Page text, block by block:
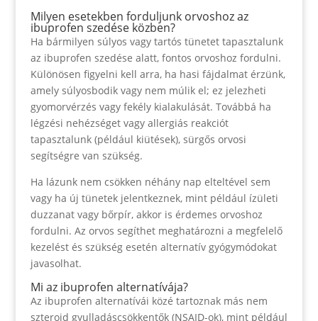
Milyen esetekben forduljunk orvoshoz az
ibuprofen szedése közben?
Ha bármilyen súlyos vagy tartós tünetet tapasztalunk
az ibuprofen szedése alatt, fontos orvoshoz fordulni.
Különösen figyelni kell arra, ha hasi fájdalmat érzünk,
amely súlyosbodik vagy nem múlik el; ez jelezheti
gyomorvérzés vagy fekély kialakulását. Továbbá ha
légzési nehézséget vagy allergiás reakciót
tapasztalunk (például kiütések), sürgős orvosi
segítségre van szükség.
Ha lázunk nem csökken néhány nap elteltével sem
vagy ha új tünetek jelentkeznek, mint például ízületi
duzzanat vagy bőrpír, akkor is érdemes orvoshoz
fordulni. Az orvos segíthet meghatározni a megfelelő
kezelést és szükség esetén alternatív gyógymódokat
javasolhat.
Mi az ibuprofen alternatívája?
Az ibuprofen alternatívái közé tartoznak más nem
szteroid gyulladáscsökkentők (NSAID-ok), mint például